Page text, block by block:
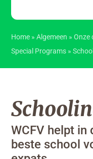
Home »Algemeen »Onze
Special Programs »
WCFV helpt
beste school